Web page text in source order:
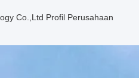
Co.,Ltd Profil Perusahaan